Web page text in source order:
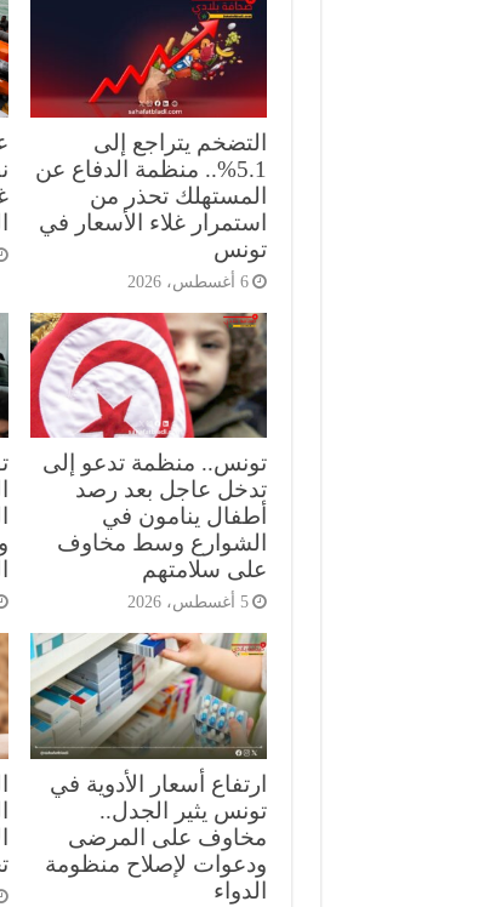
التضخم يتراجع إلى
5.1%.. منظمة الدفاع عن
المستهلك تحذر من
استمرار غلاء الأسعار في
تونس
6 أغسطس، 2026
تونس.. منظمة تدعو إلى
تدخل عاجل بعد رصد
أطفال ينامون في
الشوارع وسط مخاوف
على سلامتهم
5 أغسطس، 2026
ارتفاع أسعار الأدوية في
تونس يثير الجدل..
مخاوف على المرضى
ودعوات لإصلاح منظومة
الدواء